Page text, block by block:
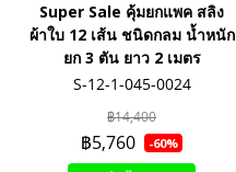
Super Sale คุ้มยกแพค สลิง
ผ้าใบ 12 เส้น ชนิดกลม น้ำหนัก
ยก 3 ตัน ยาว 2 เมตร
S-12-1-045-0024
฿14,400
฿5,760 -60%